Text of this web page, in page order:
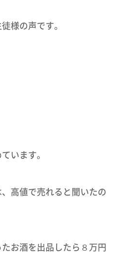
様の声です。
います。
高値で売れると聞いたの
お酒を出品したら８万円